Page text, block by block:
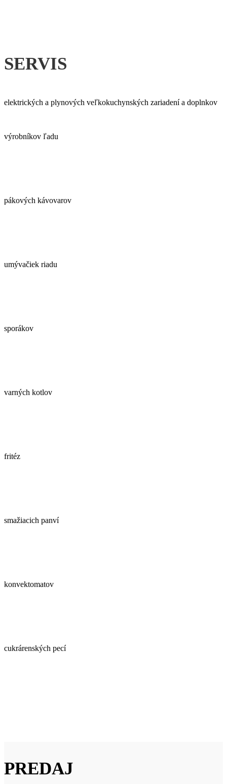
SERVIS
elektrických a plynových veľkokuchynských zariadení a doplnkov
výrobníkov ľadu
pákových kávovarov
umývačiek riadu
sporákov
varných kotlov
fritéz
smažiacich panví
konvektomatov
cukrárenských pecí
PREDAJ